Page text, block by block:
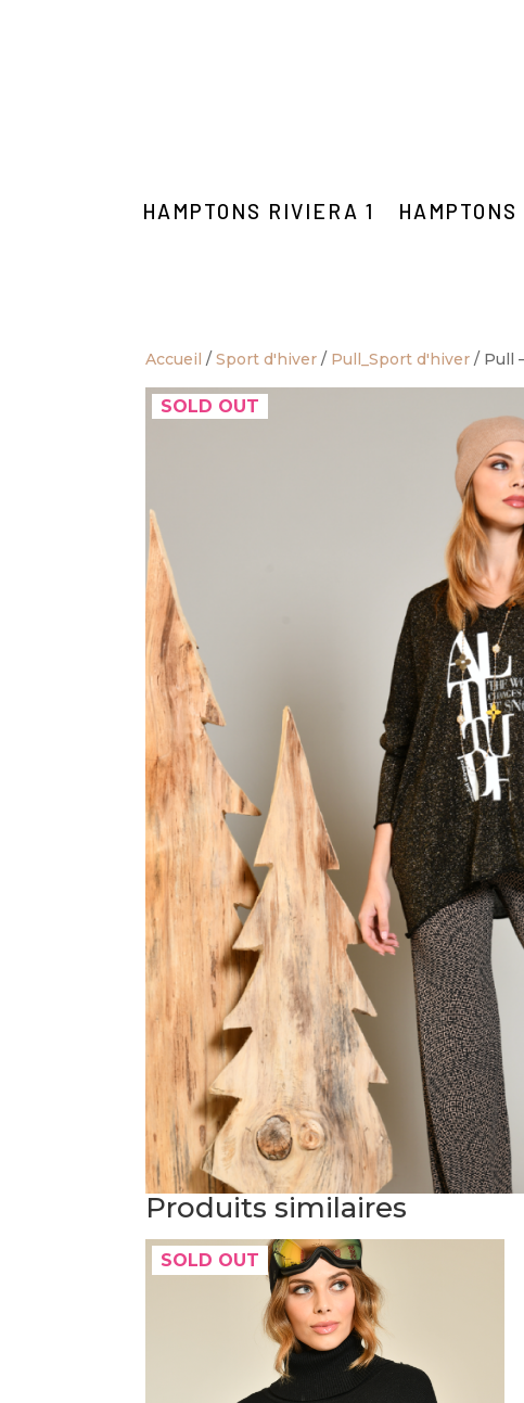
HAMPTONS RIVIERA 1
Accueil /Sport d'hiver / Pull_Sport d'hiver / Pull
SOLD OUT
Produits similaires
SOLD OUT